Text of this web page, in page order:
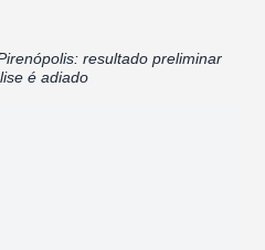
resultado preliminar
é adiado